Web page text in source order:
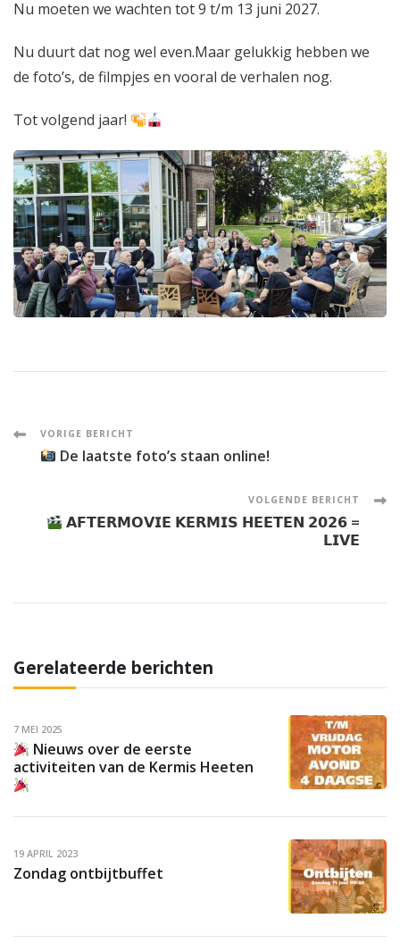
Nu moeten we wachten tot 9 t/m 13 juni 2027.
Nu duurt dat nog wel even.Maar gelukkig hebben we
de foto’s, de filmpjes en vooral de verhalen nog.
Tot volgend jaar!
Post
VORIGE BERICHT
De laatste foto’s staan online!
VOLGENDE BERICHT
𝗔𝗙𝗧𝗘𝗥𝗠𝗢𝗩𝗜𝗘 𝗞𝗘𝗥𝗠𝗜𝗦 𝗛𝗘𝗘𝗧𝗘𝗡 𝟮𝟬𝟮𝟲 =
𝗟𝗜𝗩𝗘
Gerelateerde berichten
7 MEI 2025
Nieuws over de eerste
activiteiten van de Kermis Heeten
19 APRIL 2023
Zondag ontbijtbuffet